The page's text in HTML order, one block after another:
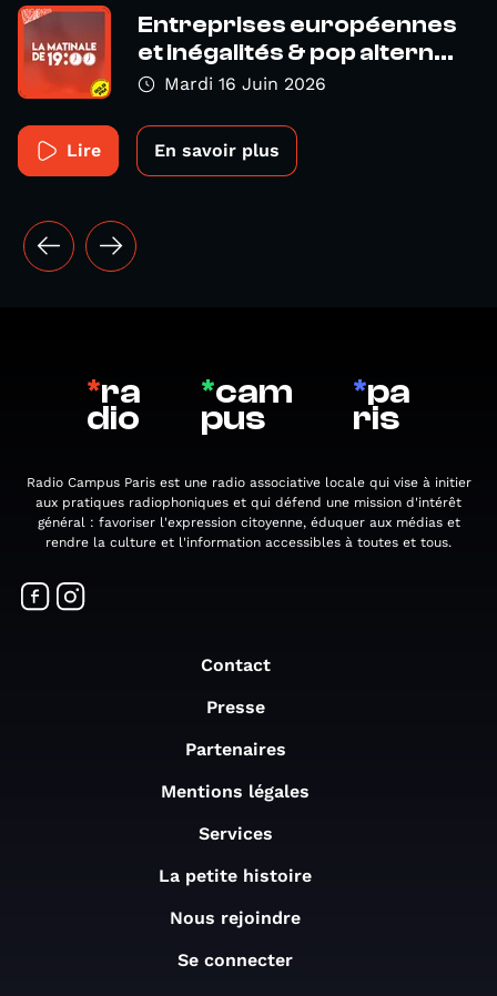
Entreprises européennes
et inégalités & pop altern...
Mardi 16 Juin 2026
Lire En savoir plus
*ra
dio
*cam
pus
*pa
ris
Radio Campus Paris est une radio associative locale qui vise à initier
aux pratiques radiophoniques et qui défend une mission d'intérêt
général : favoriser l'expression citoyenne, éduquer aux médias et
rendre la culture et l'information accessibles à toutes et tous.
Contact
Presse
Partenaires
Mentions légales
Services
La petite histoire
Nous rejoindre
Se connecter